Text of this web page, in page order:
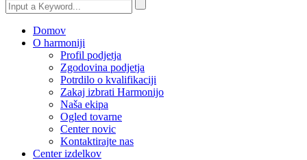
Domov
O harmoniji
Profil podjetja
Zgodovina podjetja
Potrdilo o kvalifikaciji
Zakaj izbrati Harmonijo
Naša ekipa
Ogled tovarne
Center novic
Kontaktirajte nas
Center izdelkov